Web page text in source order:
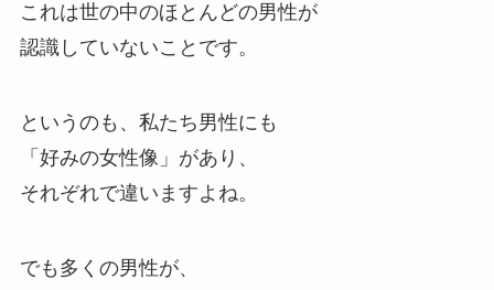
これは世の中のほとんどの男性が
認識していないことです。
というのも、私たち男性にも
「好みの女性像」があり、
それぞれで違いますよね。
でも多くの男性が、